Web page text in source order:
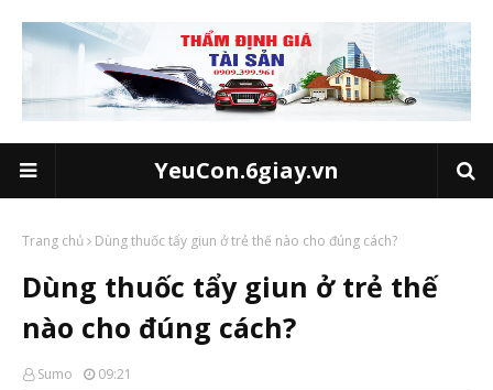
YeuCon.6giay.vn
Trang chủ Dùng thuốc tẩy giun ở trẻ thế nào cho đúng cách?
Dùng thuốc tẩy giun ở trẻ thế
nào cho đúng cách?
Sumo 09:21